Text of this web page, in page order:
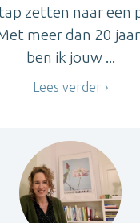
zetten naar een
meer dan 20
ben ik jouw ...
Lees verder